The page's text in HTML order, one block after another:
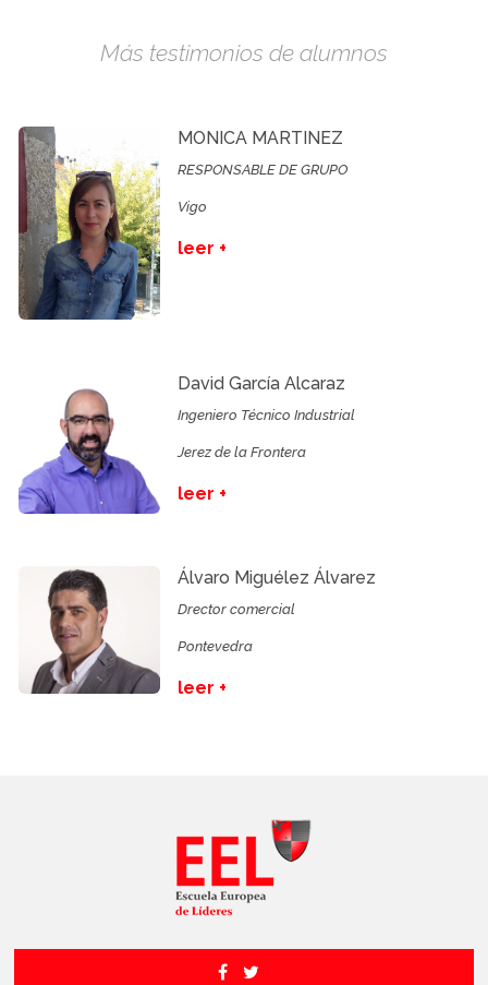
Más testimonios de alumnos
MONICA MARTINEZ
RESPONSABLE DE GRUPO
Vigo
leer +
David García Alcaraz
Ingeniero Técnico Industrial
Jerez de la Frontera
leer +
Álvaro Miguélez Álvarez
Drector comercial
Pontevedra
leer +